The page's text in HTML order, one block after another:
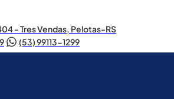
- Tres Vendas, Pelotas-RS
(53) 99113-1299